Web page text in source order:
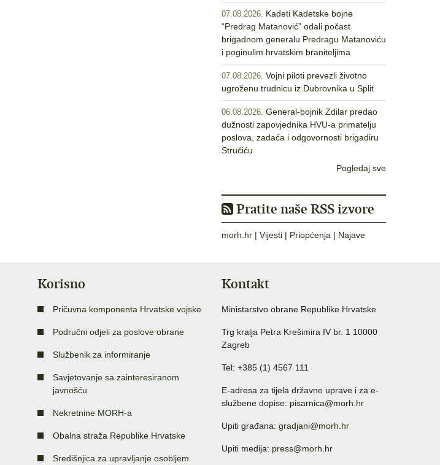
07.08.2026. Kadeti Kadetske bojne
“Predrag Matanović” odali počast
brigadnom generalu Predragu Matanoviću
i poginulim hrvatskim braniteljima
07.08.2026. Vojni piloti prevezli životno
ugroženu trudnicu iz Dubrovnika u Split
06.08.2026. General-bojnik Zdilar predao
dužnosti zapovjednika HVU-a primatelju
poslova, zadaća i odgovornosti brigadiru
Stručiću
Pogledaj sve
Pratite naše RSS izvore
morh.hr | Vijesti | Priopćenja | Najave
Korisno
Pričuvna komponenta Hrvatske vojske
Područni odjeli za poslove obrane
Službenik za informiranje
Savjetovanje sa zainteresiranom
javnošću
Nekretnine MORH-a
Obalna straža Republike Hrvatske
Središnjica za upravljanje osobljem
Kontakt
Ministarstvo obrane Republike Hrvatske
Trg kralja Petra Krešimira IV br. 1 10000
Zagreb
Tel: +385 (1) 4567 111
E-adresa za tijela državne uprave i za e-
službene dopise: pisarnica@morh.hr
Upiti građana: gradjani@morh.hr
Upiti medija: press@morh.hr